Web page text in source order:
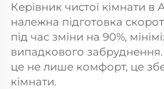
Керівник чистої кімнати в
належна підготовка
під час зміни на 90%,
випадкового
це не лише комфорт, це
кімнати.